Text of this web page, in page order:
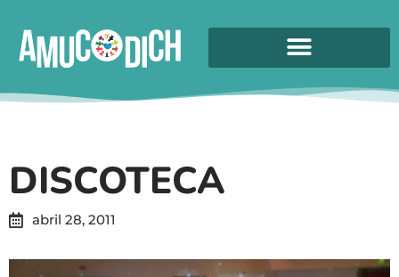
DISCOTECA
abril 28, 2011